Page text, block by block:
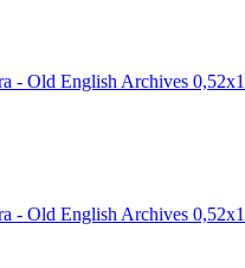
- Old English Archives
- Old English Archives